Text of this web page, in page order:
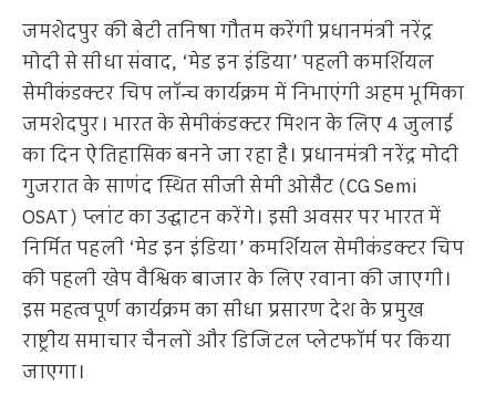
जमशेदपुर की बेटी तनिषा गौतम करेंगी प्रधानमंत्री नरेंद्र
मोदी से सीधा संवाद, ‘मेड इन इंडिया’ पहली कमर्शियल
सेमीकंडक्टर चिप लॉन्च कार्यक्रम में निभाएंगी अहम भूमिका
जमशेदपुर। भारत के सेमीकंडक्टर मिशन के लिए 4 जुलाई
का दिन ऐतिहासिक बनने जा रहा है। प्रधानमंत्री नरेंद्र मोदी
गुजरात के साणंद स्थित सीजी सेमी ओसैट (CG Semi
OSAT) प्लांट का उद्घाटन करेंगे। इसी अवसर पर भारत में
निर्मित पहली ‘मेड इन इंडिया’ कमर्शियल सेमीकंडक्टर चिप
की पहली खेप वैश्विक बाजार के लिए रवाना की जाएगी।
इस महत्वपूर्ण कार्यक्रम का सीधा प्रसारण देश के प्रमुख
राष्ट्रीय समाचार चैनलों और डिजिटल प्लेटफॉर्म पर किया
जाएगा।